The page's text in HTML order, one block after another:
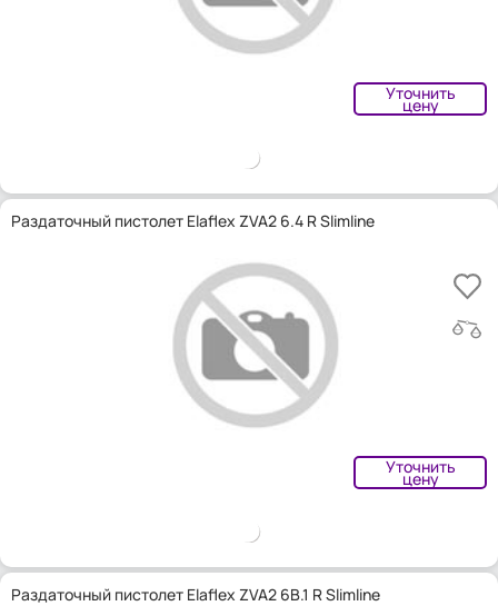
Уточнить
цену
Раздаточный пистолет Elaflex ZVA2 6.4 R Slimline
Уточнить
цену
Раздаточный пистолет Elaflex ZVA2 6B.1 R Slimline